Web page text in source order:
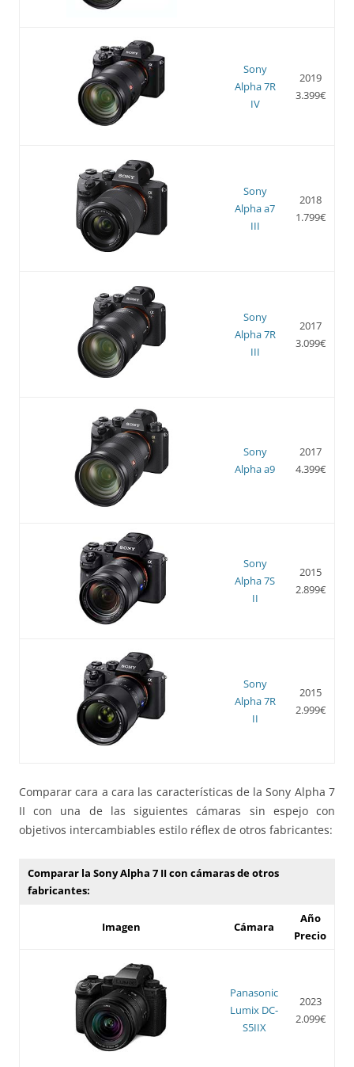
Sony
Alpha 7R
IV
2019
3.399€
Sony
Alpha a7
III
2018
1.799€
Sony
Alpha 7R
III
2017
3.099€
Sony
Alpha a9
2017
4.399€
Sony
Alpha 7S
II
2015
2.899€
Sony
Alpha 7R
II
2015
2.999€
Comparar cara a cara las características de la Sony Alpha 7
II con una de las siguientes cámaras sin espejo con
objetivos intercambiables estilo réflex de otros fabricantes:
Comparar la Sony Alpha 7 II con cámaras de otros
fabricantes:
Imagen Cámara
Año
Precio
Panasonic
Lumix DC-
S5IIX
2023
2.099€